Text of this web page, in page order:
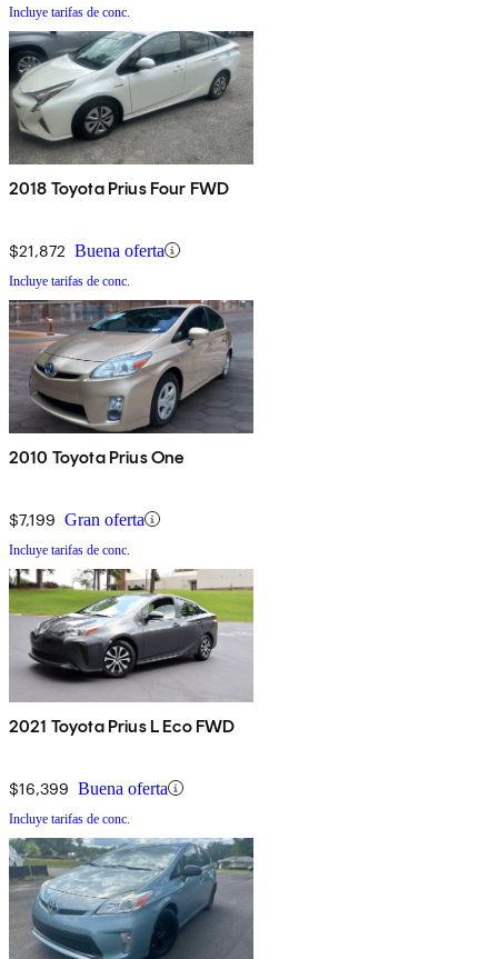
Incluye tarifas de conc.
2018 Toyota Prius Four FWD
$21,872 Buena oferta
Incluye tarifas de conc.
2010 Toyota Prius One
$7,199 Gran oferta
Incluye tarifas de conc.
2021 Toyota Prius L Eco FWD
$16,399 Buena oferta
Incluye tarifas de conc.